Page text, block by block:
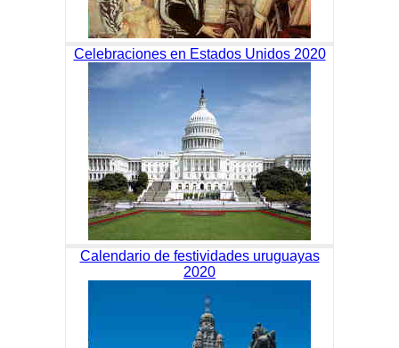
Celebraciones en Estados Unidos 2020
Calendario de festividades uruguayas
2020